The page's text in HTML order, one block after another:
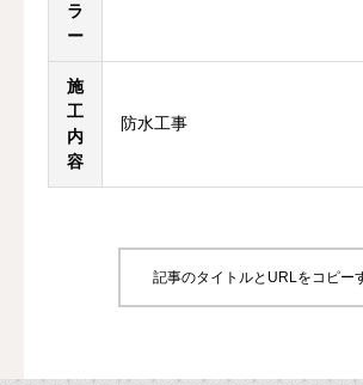
ラ
ー
施
工
内
容
防水工事
記事のタイトルとURLをコピー